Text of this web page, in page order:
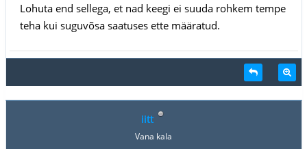
Lohuta end sellega, et nad keegi ei suuda rohkem tempe
teha kui suguvõsa saatuses ette määratud.
iitt
Vana kala